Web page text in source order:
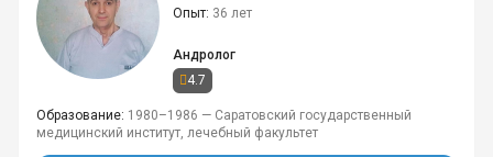
4.7
Опыт 36 лет
Андролог
Образование 1980–1986 — Саратовский государственный
медицинский институт, лечебный факультет